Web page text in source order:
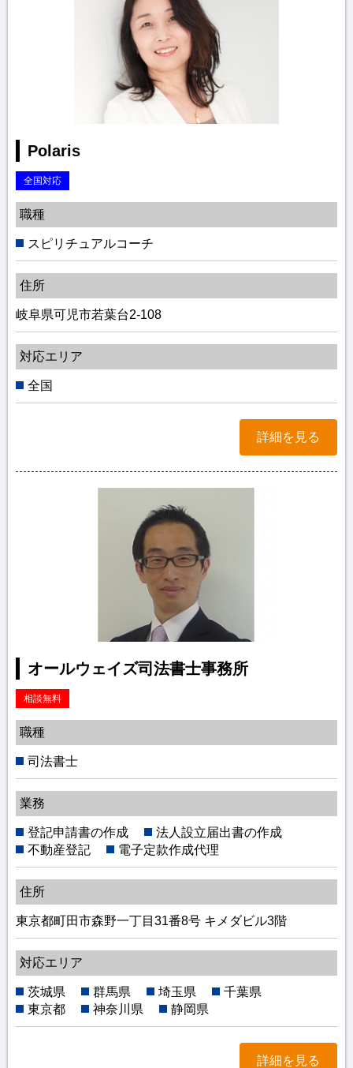
Polaris
全国対応
職種
スピリチュアルコーチ
住所
岐阜県可児市若葉台2-108
対応エリア
全国
詳細を見る
オールウェイズ司法書士事務所
相談無料
職種
司法書士
業務
登記申請書の作成
法人設立届出書の作成
不動産登記
電子定款作成代理
住所
東京都町田市森野一丁目31番8号 キメダビル3階
対応エリア
茨城県 群馬県 埼玉県
千葉県
東京都
神奈川県 静岡県
詳細を見る